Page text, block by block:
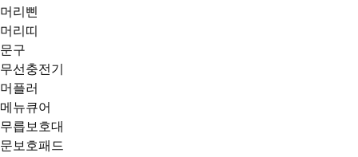
머리삔
머리띠
문구
무선충전기
머플러
메뉴큐어
무릅보호대
문보호패드